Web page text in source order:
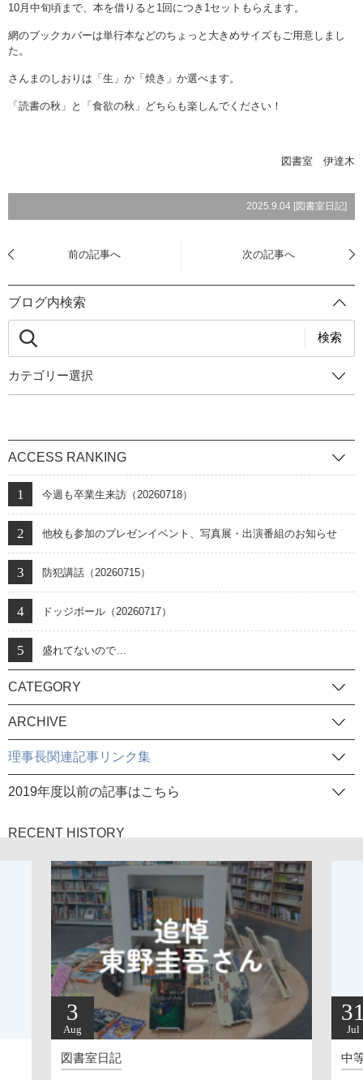
10月中旬頃まで、本を借りると1回につき1セットもらえます。
網のブックカバーは単行本などのちょっと大きめサイズもご用意しまし
た。
さんまのしおりは「生」か「焼き」か選べます。
「読書の秋」と「食欲の秋」どちらも楽しんでください！
図書室 伊達木
2025.9.04 [図書室日記]
前の記事へ 次の記事へ
ブログ内検索
検索
カテゴリー選択
ACCESS RANKING
今週も卒業生来訪（20260718）
他校も参加のプレゼンイベント、写真展・出演番組のお知らせ
防犯講話（20260715）
ドッジボール（20260717）
盛れてないので…
CATEGORY
ARCHIVE
理事長関連記事リンク集
2019年度以前の記事はこちら
RECENT HISTORY
31
Jul